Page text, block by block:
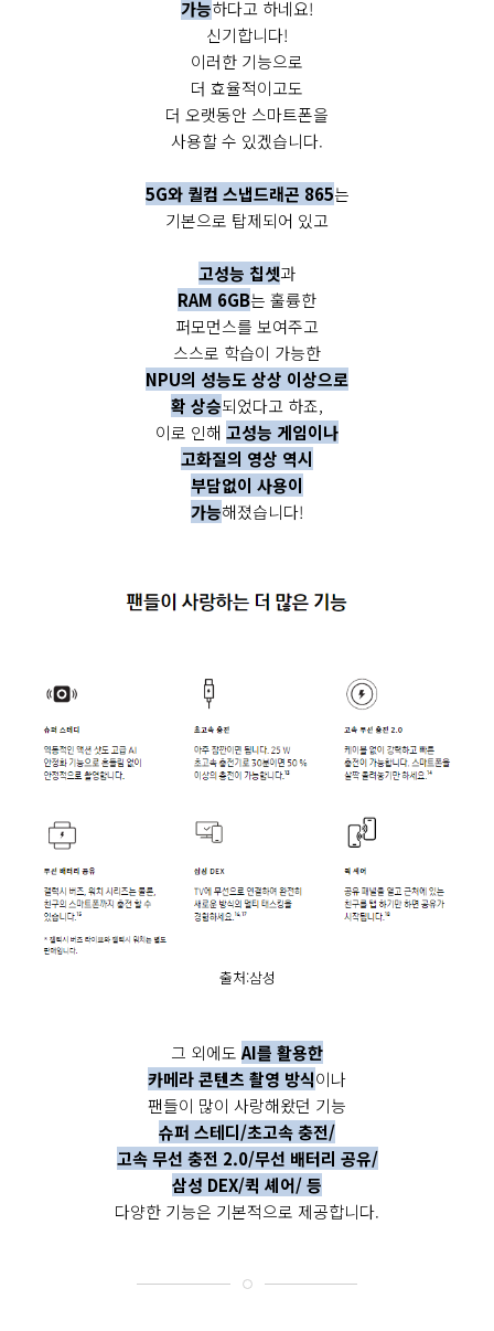
가능하다고 하네요!
신기합니다!
이러한 기능으로
더 효율적이고도
더 오랫동안 스마트폰을
사용할 수 있겠습니다.
5G와 퀄컴 스냅드래곤 865는
기본으로 탑제되어 있고
고성능 칩셋과
RAM 6GB는 훌륭한
퍼모먼스를 보여주고
스스로 학습이 가능한
NPU의 성능도 상상 이상으로
확 상승되었다고 하죠,
이로 인해 고성능 게임이나
고화질의 영상 역시
부담없이 사용이
가능해졌습니다!
출처:삼성
그 외에도 AI를 활용한
카메라 콘텐츠 촬영 방식이나
팬들이 많이 사랑해왔던 기능
슈퍼 스테디/초고속 충전/
고속 무선 충전 2.0/무선 배터리 공유/
삼성 DEX/퀵 셰어/ 등
다양한 기능은 기본적으로 제공합니다.